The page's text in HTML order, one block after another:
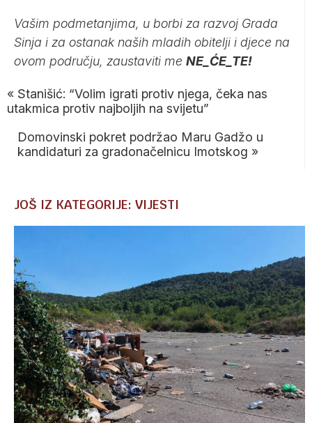
Vašim podmetanjima, u borbi za razvoj Grada
Sinja i za ostanak naših mladih obitelji i djece na
ovom području, zaustaviti me NE_ĆE_TE!
« Stanišić: “Volim igrati protiv njega, čeka nas
utakmica protiv najboljih na svijetu”
Domovinski pokret podržao Maru Gadžo u
kandidaturi za gradonačelnicu Imotskog »
JOŠ IZ KATEGORIJE: VIJESTI